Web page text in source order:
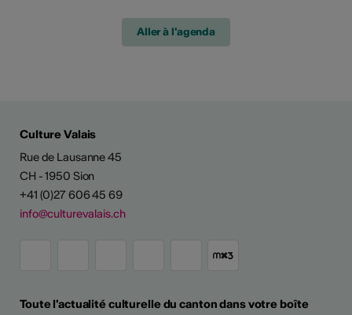
Aller à l'agenda
Culture Valais
Rue de Lausanne 45
CH - 1950 Sion
+41 (0)27 606 45 69
info@culturevalais.ch
Toute l'actualité culturelle du canton dans votre boîte